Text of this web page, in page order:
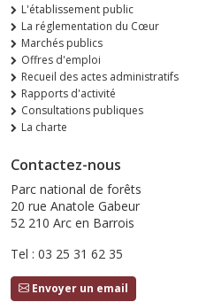
L'établissement public
La réglementation du Cœur
Marchés publics
Offres d'emploi
Recueil des actes administratifs
Rapports d'activité
Consultations publiques
La charte
Contactez-nous
Parc national de forêts
20 rue Anatole Gabeur
52 210 Arc en Barrois
Tel : 03 25 31 62 35
Envoyer un email